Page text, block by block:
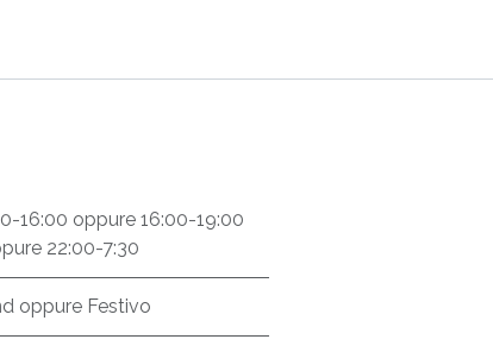
16:00 oppure 16:00-19:00
22:00-7:30
oppure Festivo